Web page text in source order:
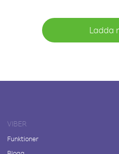
Ladda
VIBER
Funktioner